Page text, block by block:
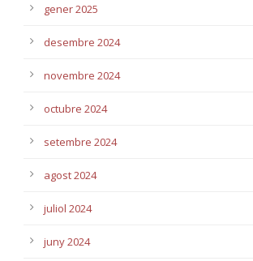
gener 2025
desembre 2024
novembre 2024
octubre 2024
setembre 2024
agost 2024
juliol 2024
juny 2024